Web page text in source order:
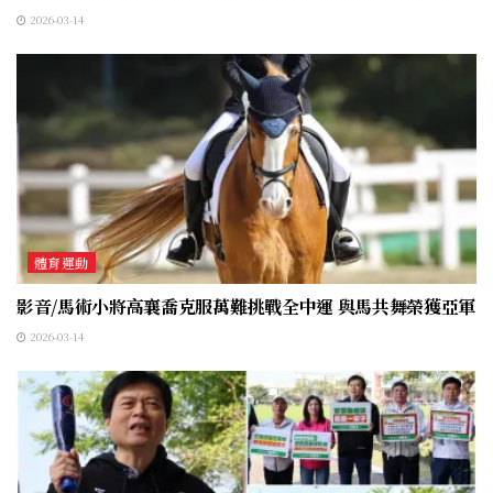
2026-03-14
體育運動
影音/馬術小將高襄喬克服萬難挑戰全中運 與馬共舞榮獲亞軍
2026-03-14